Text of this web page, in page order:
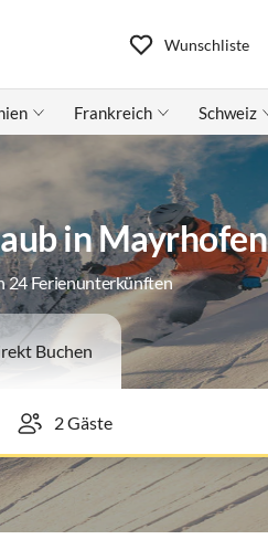
Wunschliste
Frankreich Schweiz
in Mayrhofen
24 Ferienunterkünften
Buchen